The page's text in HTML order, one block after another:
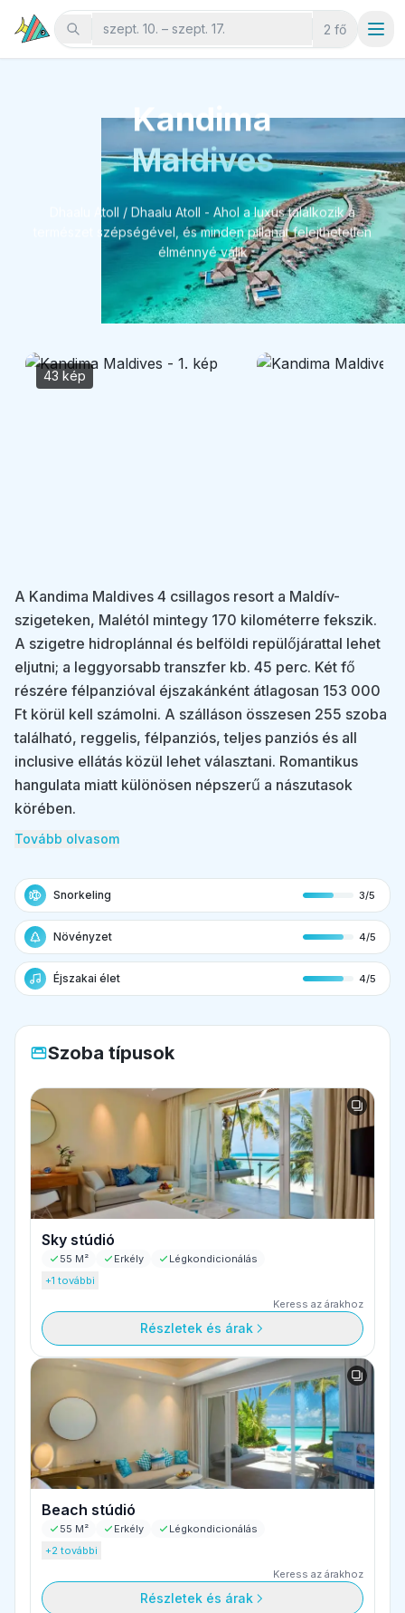
szept. 10. – szept. 17. 2 fő
Kandima
Maldives
Dhaalu Atoll / Dhaalu Atoll - Ahol a luxus találkozik a
természet szépségével, és minden pillanat felejthetetlen
élménnyé válik
43 kép
A Kandima Maldives 4 csillagos resort a Maldív-
szigeteken, Malétól mintegy 170 kilométerre fekszik.
A szigetre hidroplánnal és belföldi repülőjárattal lehet
eljutni; a leggyorsabb transzfer kb. 45 perc. Két fő
részére félpanzióval éjszakánként átlagosan 153 000
Ft körül kell számolni. A szálláson összesen 255 szoba
található, reggelis, félpanziós, teljes panziós és all
inclusive ellátás közül lehet választani. Romantikus
hangulata miatt különösen népszerű a nászutasok
körében.
Tovább olvasom
Snorkeling 3/5
Növényzet 4/5
Éjszakai élet 4/5
Szoba típusok
Sky stúdió
55 M² Erkély
Légkondicionálás
+1 további
Keress az árakhoz
Részletek és árak
Beach stúdió
55 M² Erkély
Légkondicionálás
+2 további
Keress az árakhoz
Részletek és árak